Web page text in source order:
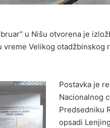
u Nišu otvorena je
Velikog otadžbinskog
Postavka je
Nacionalnog
Predsedniku
opsadi